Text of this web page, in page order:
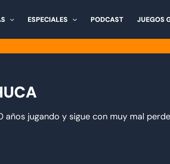
ESPECIALES PODCAST JUEGOS
jugando y sigue con muy mal